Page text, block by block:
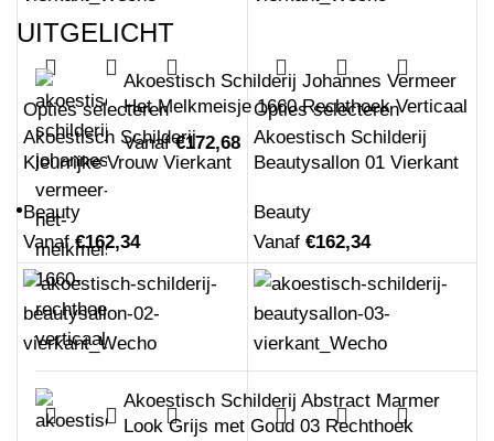
Opties selecteren
Akoestisch Schilderij
Kleurrijke Vrouw Vierkant
Beauty
Vanaf€162,34
Opties selecteren
Akoestisch Schilderij
Beautysallon 01 Vierkant
Beauty
Vanaf €162,34
UITGELICHT
Akoestisch Schilderij Johannes Vermeer
Het Melkmeisje 1660 Rechthoek Verticaal
Vanaf€172,68
Akoestisch Schilderij Abstract Marmer
Look Grijs met Goud 03 Rechthoek